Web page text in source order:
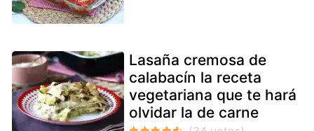
Lasaña cremosa de
calabacín la receta
vegetariana que te hará
olvidar la de carne